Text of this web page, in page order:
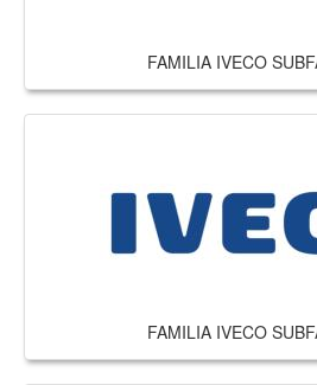
FAMILIA IVECO
FAMILIA IVECO